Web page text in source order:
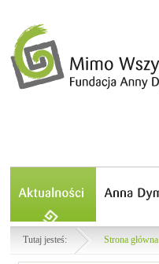
Tutaj jesteś: Strona główna